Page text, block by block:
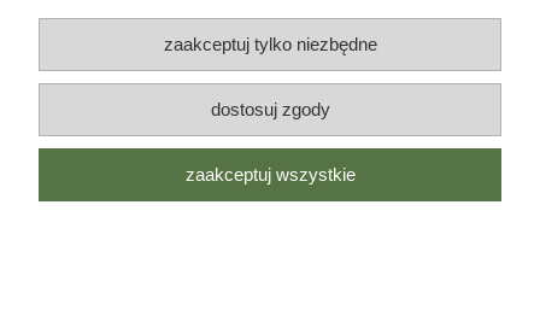
Regulaminy
Płatności i dostawa
Zielonałapka
zaakceptuj tylko niezbędne
dostosuj zgody
zaakceptuj wszystkie